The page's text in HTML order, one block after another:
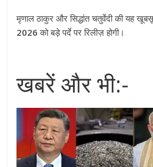
मृणाल ठाकुर और सिद्धांत चतुर्वेदी की यह
2026 को बड़े पर्दे पर रिलीज़ होगी।
खबरें और भी:-